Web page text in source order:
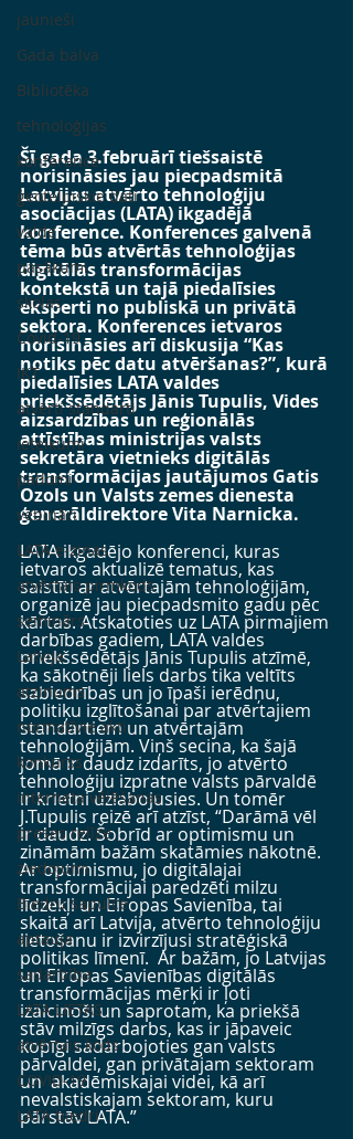
jaunieši
Gada balva
Bibliotēka
tehnoloģijas
konference
ģeotelpiskie dati
valde
pasākumi
skolas
Covid-19
IKT
atvērti standarti
ieteikumi
padomi
vebināri
LATA e-ziņas
atvērtais pirmkods
seminārs
Latvija
atzinums
normatīvie akti
konkurss
interneta vēlēšanas
preses relīze
ziedojumi
Biedru sapulce
aptauja
sadarbība
LATA LIETAS
atvērtais kods
COVID-19
LATA biedri
Šī gada 3.februārī tiešsaistē
norisināsies jau piecpadsmitā
Latvijas atvērto tehnoloģiju
asociācijas (LATA) ikgadējā
konference. Konferences galvenā
tēma būs atvērtās tehnoloģijas
digitālās transformācijas
kontekstā un tajā piedalīsies
eksperti no publiskā un privātā
sektora. Konferences ietvaros
norisināsies arī diskusija “Kas
notiks pēc datu atvēršanas?”, kurā
piedalīsies LATA valdes
priekšsēdētājs Jānis Tupulis, Vides
aizsardzības un reģionālās
attīstības ministrijas valsts
sekretāra vietnieks digitālās
transformācijas jautājumos Gatis
Ozols un Valsts zemes dienesta
ģenerāldirektore Vita Narnicka.
LATA ikgadējo konferenci, kuras
ietvaros aktualizē tematus, kas
saistīti ar atvērtajām tehnoloģijām,
organizē jau piecpadsmito gadu pēc
kārtas. Atskatoties uz LATA pirmajiem
darbības gadiem, LATA valdes
priekšsēdētājs Jānis Tupulis atzīmē,
ka sākotnēji liels darbs tika veltīts
sabiedrības un jo īpaši ierēdņu,
politiķu izglītošanai par atvērtajiem
standartiem un atvērtajām
tehnoloģijām. Viņš secina, ka šajā
jomā ir daudz izdarīts, jo atvērto
tehnoloģiju izpratne valsts pārvaldē
ir krietni uzlabojusies. Un tomēr
J.Tupulis reizē arī atzīst, “Darāmā vēl
ir daudz. Šobrīd ar optimismu un
zināmām bažām skatāmies nākotnē.
Ar optimismu, jo digitālajai
transformācijai paredzēti milzu
līdzekļi un Eiropas Savienība, tai
skaitā arī Latvija, atvērto tehnoloģiju
lietošanu ir izvirzījusi stratēģiskā
politikas līmenī.  Ar bažām, jo Latvijas
un Eiropas Savienības digitālās
transformācijas mērķi ir ļoti
izaicinoši un saprotam, ka priekšā
stāv milzīgs darbs, kas ir jāpaveic
kopīgi sadarbojoties gan valsts
pārvaldei, gan privātajam sektoram
un  akadēmiskajai videi, kā arī
nevalstiskajam sektoram, kuru
pārstāv LATA.”